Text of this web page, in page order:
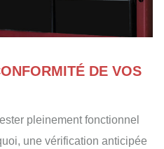
DE VOS
pleinement fonctionnel
une vérification anticipée